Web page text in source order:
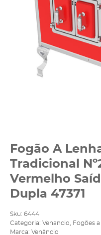
Fogão A
Tradicional
Vermelho
Dupla 47371
Sku: 6444
Categoria: Venancio
Fogões
Marca: Venâncio